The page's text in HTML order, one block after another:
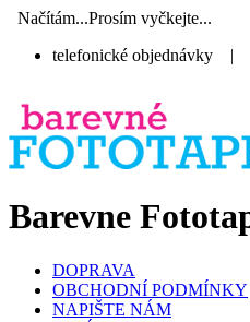
Načítám...Prosím vyčkejte...
telefonické objednávky |
Barevne
DOPRAVA
OBCHODNÍ PODMÍNKY
NAPIŠTE NÁM